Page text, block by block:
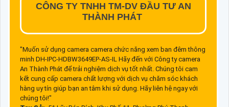
CÔNG TY TNHH TM-DV ĐẦU TƯ AN
THÀNH PHÁT
"Muốn sử dụng camera camera chức năng xem ban đêm thông
minh DH-IPC-HDBW3649EP-AS-IL Hãy đến với Công ty camera
An Thành Phát để trải nghiệm dịch vụ tốt nhất. Chúng tôi cam
kết cung cấp camera chất lượng với dịch vụ chăm sóc khách
hàng uy tín giúp bạn an tâm khi sử dụng. Hãy liên hệ ngay với
chúng tôi!"